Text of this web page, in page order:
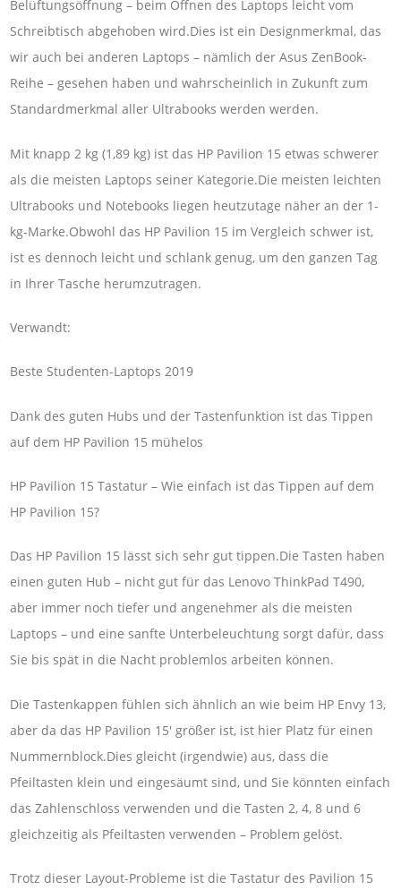
Belüftungsöffnung – beim Öffnen des Laptops leicht vom
Schreibtisch abgehoben wird.Dies ist ein Designmerkmal, das
wir auch bei anderen Laptops – nämlich der Asus ZenBook-
Reihe – gesehen haben und wahrscheinlich in Zukunft zum
Standardmerkmal aller Ultrabooks werden werden.
Mit knapp 2 kg (1,89 kg) ist das HP Pavilion 15 etwas schwerer
als die meisten Laptops seiner Kategorie.Die meisten leichten
Ultrabooks und Notebooks liegen heutzutage näher an der 1-
kg-Marke.Obwohl das HP Pavilion 15 im Vergleich schwer ist,
ist es dennoch leicht und schlank genug, um den ganzen Tag
in Ihrer Tasche herumzutragen.
Verwandt:
Beste Studenten-Laptops 2019
Dank des guten Hubs und der Tastenfunktion ist das Tippen
auf dem HP Pavilion 15 mühelos
HP Pavilion 15 Tastatur – Wie einfach ist das Tippen auf dem
HP Pavilion 15?
Das HP Pavilion 15 lässt sich sehr gut tippen.Die Tasten haben
einen guten Hub – nicht gut für das Lenovo ThinkPad T490,
aber immer noch tiefer und angenehmer als die meisten
Laptops – und eine sanfte Unterbeleuchtung sorgt dafür, dass
Sie bis spät in die Nacht problemlos arbeiten können.
Die Tastenkappen fühlen sich ähnlich an wie beim HP Envy 13,
aber da das HP Pavilion 15' größer ist, ist hier Platz für einen
Nummernblock.Dies gleicht (irgendwie) aus, dass die
Pfeiltasten klein und eingesäumt sind, und Sie könnten einfach
das Zahlenschloss verwenden und die Tasten 2, 4, 8 und 6
gleichzeitig als Pfeiltasten verwenden – Problem gelöst.
Trotz dieser Layout-Probleme ist die Tastatur des Pavilion 15